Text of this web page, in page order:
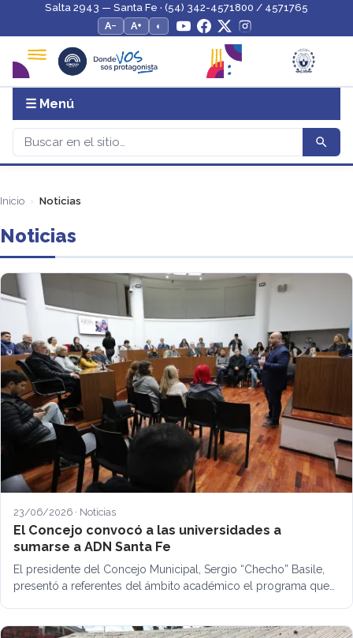
Salta 2943 — Santa Fe · (54) 342-4571800 / 4571765
A−
A+ ◐
☰ Menú
Inicio Noticias
Noticias
23/06/2026 · Noticias
El Concejo convocó a las universidades a
sumarse a ADN Santa Fe
El presidente del Concejo Municipal, Sergio “Checho” Basile,
presentó a referentes del ámbito académico el programa que…